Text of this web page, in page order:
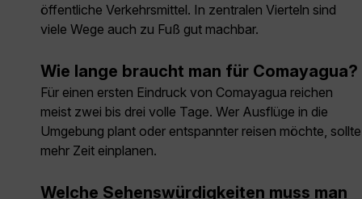
öffentliche Verkehrsmittel. In zentralen Vierteln sind
viele Wege auch zu Fuß gut machbar.
Wie lange braucht man für Comayagua?
Für einen ersten Eindruck von Comayagua reichen
meist zwei bis drei volle Tage. Wer Ausflüge in die
Umgebung plant oder entspannter reisen möchte, sollte
mehr Zeit einplanen.
Welche Sehenswürdigkeiten muss man